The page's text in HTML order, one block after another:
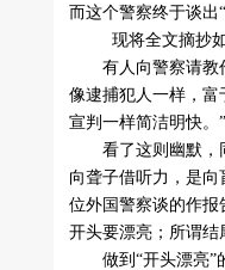
而这个警察终于谈出
 现将全文摘抄
有人向警察请教作
像逮捕犯人一样，
宣判一样简洁明快。”
看了这则幽默，同
向聋子借听力，是
位外国警察谈的作报
开头要漂亮；所谓结
做到“开头漂亮”